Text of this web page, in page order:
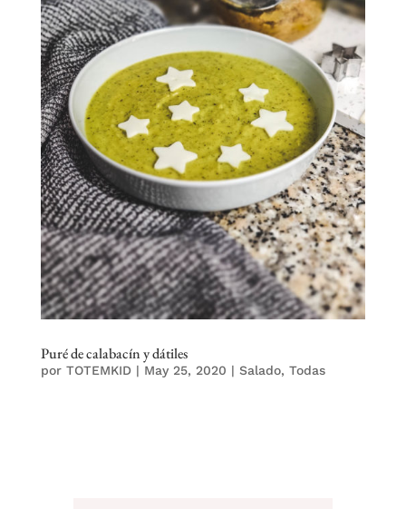
Puré de calabacín y dátiles
por TOTEMKID| May 25, 2020 | Salado, Todas